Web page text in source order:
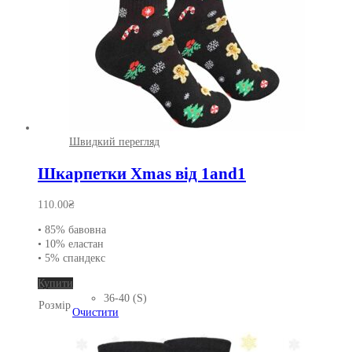
Швидкий перегляд
Шкарпетки Xmas від 1and1
110.00₴
• 85% бавовна
• 10% еластан
• 5% спандекс
Купити
товар
має
варіантів.
Розмір
36-40 (S)
Очистити